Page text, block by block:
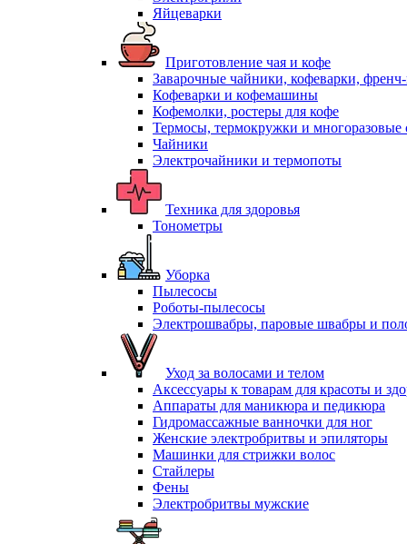
Яйцеварки
Приготовление чая и кофе
Заварочные чайники, кофеварки,
Кофеварки и кофемашины
Кофемолки, ростеры для кофе
Термосы, термокружки и многоразовые
Чайники
Электрочайники и термопоты
Техника для здоровья
Тонометры
Уборка
Пылесосы
Роботы-пылесосы
Электрошвабры, паровые швабры и
Уход за волосами и телом
Аксессуары к товарам для красоты и
Аппараты для маникюра и педикюра
Гидромассажные ванночки для ног
Женские электробритвы и эпиляторы
Машинки для стрижки волос
Стайлеры
Фены
Электробритвы мужские